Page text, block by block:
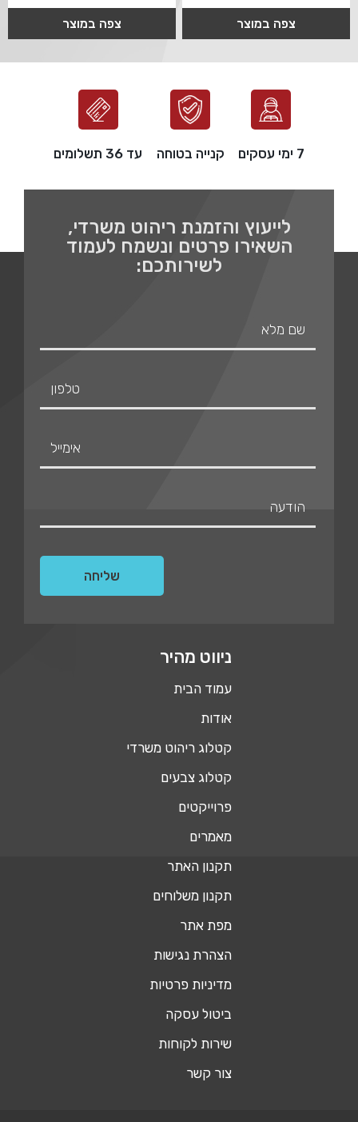
צפה במוצר צפה במוצר
7 ימי עסקים קנייה בטוחה עד 36 תשלומים
לייעוץ והזמנת ריהוט משרדי,
השאירו פרטים ונשמח לעמוד
לשירותכם:
ניווט מהיר
עמוד הבית
אודות
קטלוג ריהוט משרדי
קטלוג צבעים
פרוייקטים
מאמרים
תקנון האתר
תקנון משלוחים
מפת אתר
הצהרת נגישות
מדיניות פרטיות
ביטול עסקה
שירות לקוחות
צור קשר